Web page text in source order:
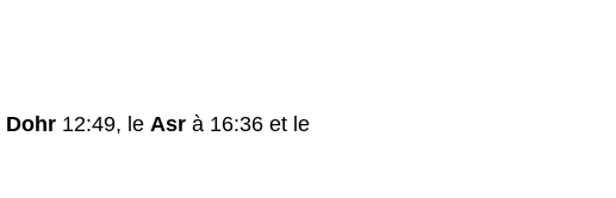
Dohr 12:49, le Asr à 16:36 et le